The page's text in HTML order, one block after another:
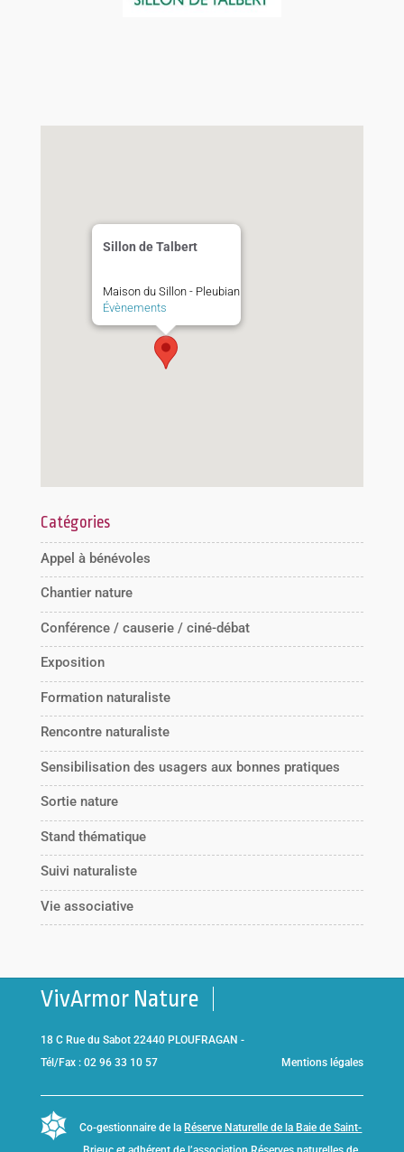
Sillon de Talbert
Maison du Sillon - Pleubian
Évènements
Catégories
Appel à bénévoles
Chantier nature
Conférence / causerie / ciné-débat
Exposition
Formation naturaliste
Rencontre naturaliste
Sensibilisation des usagers aux bonnes pratiques
Sortie nature
Stand thématique
Suivi naturaliste
Vie associative
VivArmor Nature
18 C Rue du Sabot 22440 PLOUFRAGAN -
Tél/Fax : 02 96 33 10 57
Mentions légales
Co-gestionnaire de la Réserve Naturelle de la Baie de Saint-